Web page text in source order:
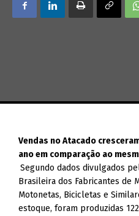
Vendas no Atacado
ano em comparação ao
Segundo dados divulgados
Brasileira dos Fabricantes de
Motonetas, Bicicletas e
estoque, foram produzidas